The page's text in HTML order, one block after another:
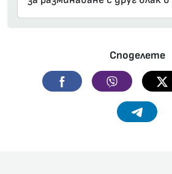
Споделете
Facebook Viber